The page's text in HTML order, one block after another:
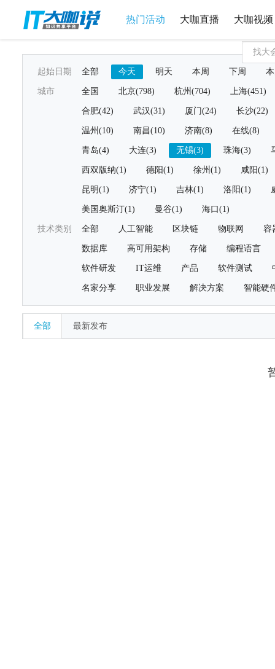
热门活动 大咖直播 大咖视频
起始日期 全部 今天 明天 本周 下周
城市 全国 北京(798) 杭州(704) 上海(451)
合肥(42) 武汉(31) 厦门(24) 长沙(22)
温州(10) 南昌(10) 济南(8) 在线(8)
青岛(4) 大连(3) 无锡(3) 珠海(3)
西双版纳(1) 德阳(1) 徐州(1) 咸阳(1)
昆明(1) 济宁(1) 吉林(1) 洛阳(1)
美国奥斯汀(1) 曼谷(1) 海口(1)
技术类别 全部 人工智能 区块链 物联网 容
数据库 高可用架构 存储 编程语言
软件研发 IT运维 产品 软件测试
名家分享 职业发展 解决方案 智能硬
全部 最新发布